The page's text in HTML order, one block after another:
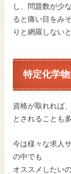
し、問題数が少
ると痛い目をみ
りと網羅しない
特定化学
資格が取れれば
とされることも
今は様々な求人
の中でも
オススメしたい